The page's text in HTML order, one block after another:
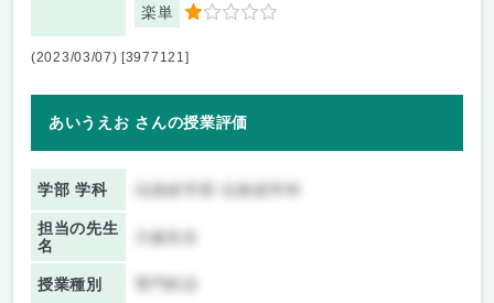
楽単 1
(2023/03/07) [3977121]
あいうえお さんの授業評価
学部 学科 法政経学部 法政経学科
担当の先生
名
大鋸先生
授業種別